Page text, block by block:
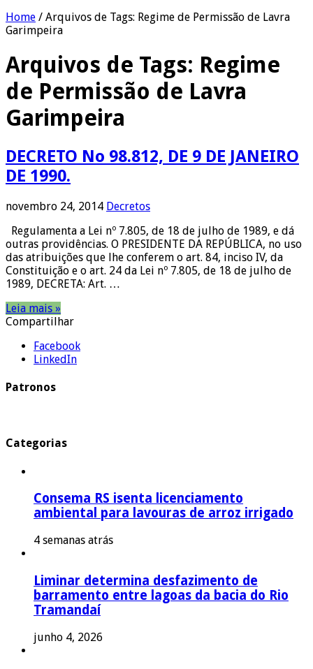
Home / Arquivos de Tags: Regime de Permissão de Lavra
Garimpeira
Arquivos de Tags: Regime
de Permissão de Lavra
Garimpeira
DECRETO No 98.812, DE 9 DE JANEIRO
DE 1990.
novembro 24, 2014 Decretos
Regulamenta a Lei nº 7.805, de 18 de julho de 1989, e dá
outras providências. O PRESIDENTE DA REPÚBLICA, no uso
das atribuições que lhe conferem o art. 84, inciso IV, da
Constituição e o art. 24 da Lei nº 7.805, de 18 de julho de
1989, DECRETA: Art. …
Leia mais »
Compartilhar
Facebook
LinkedIn
Patronos
Categorias
Consema RS isenta licenciamento
ambiental para lavouras de arroz irrigado
4 semanas atrás
Liminar determina desfazimento de
barramento entre lagoas da bacia do Rio
Tramandaí
junho 4, 2026